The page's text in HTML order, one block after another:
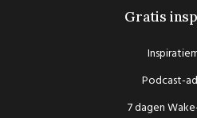
Gratis
Podcast-
7 dagen